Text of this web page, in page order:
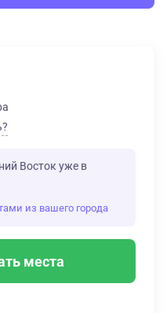
Восток уже в
из вашего города
места